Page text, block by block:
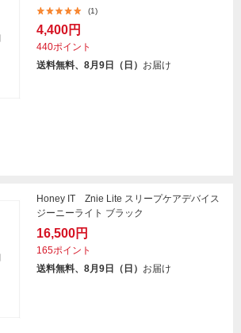
(1)
4,400円
440ポイント
送料無料、8月9日（日） お届け
Honey IT Znie Lite スリープケアデバイス
ジーニーライト ブラック
16,500円
165ポイント
送料無料、8月9日（日） お届け